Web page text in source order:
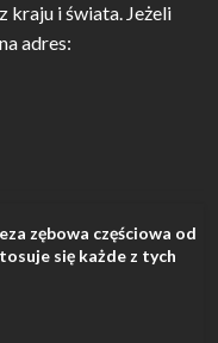
kraju i świata. Jeżeli
adres:
zębowa częściowa od
się każde z tych